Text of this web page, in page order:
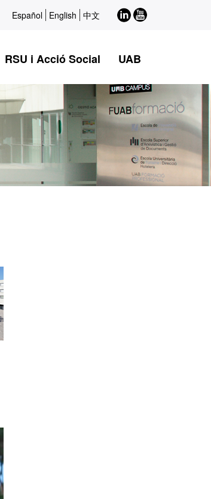
Español English 中文 LinkedIn
Youtube
RSU i Acció Social UAB